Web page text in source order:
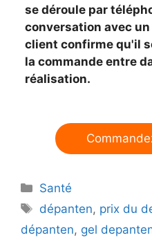
se déroule par
conversation avec
client confirme qu'il
la commande entre
réalisation.
Catégories
Santé
Mots-
clés
dépanten, prix du
dépanten, gel